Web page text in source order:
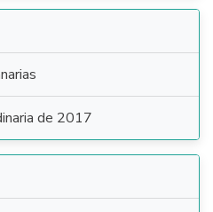
de 2017